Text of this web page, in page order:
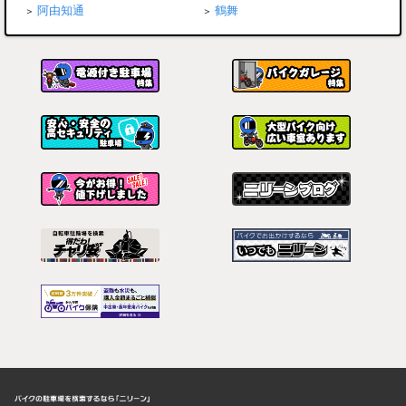
阿由知通 鶴舞